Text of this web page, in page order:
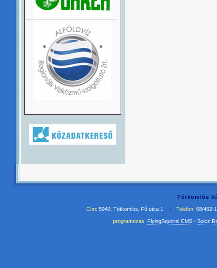
Tótkomlós
Cím: 5940, Tótkomlós, Fő utca 1. • Telefon: 68/462-
programozás: FlyingSquirrel CMS- Sulcz